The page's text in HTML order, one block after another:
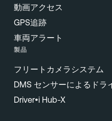
動画アクセス
GPS追跡
車両アラート
製品
フリートカメラシステム
DMS センサーによるドラ
Driver•i Hub-X